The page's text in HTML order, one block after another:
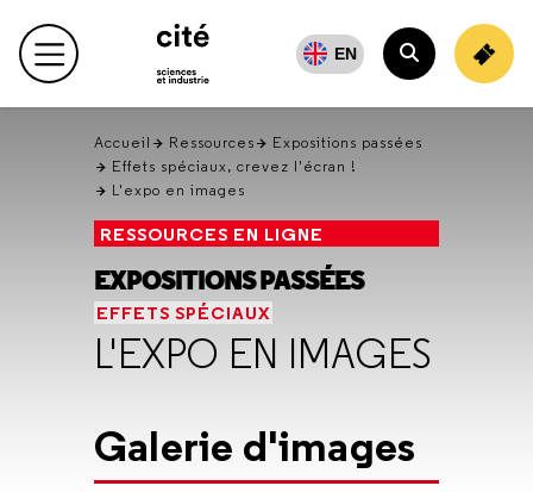
en
haut
EN
Accueil Ressources
Expositions passées
Effets spéciaux, crevez l'écran !
L'expo en images
RESSOURCES EN LIGNE
EXPOSITIONS PASSÉES
EFFETS SPÉCIAUX
L'EXPO EN IMAGES
Galerie d'images